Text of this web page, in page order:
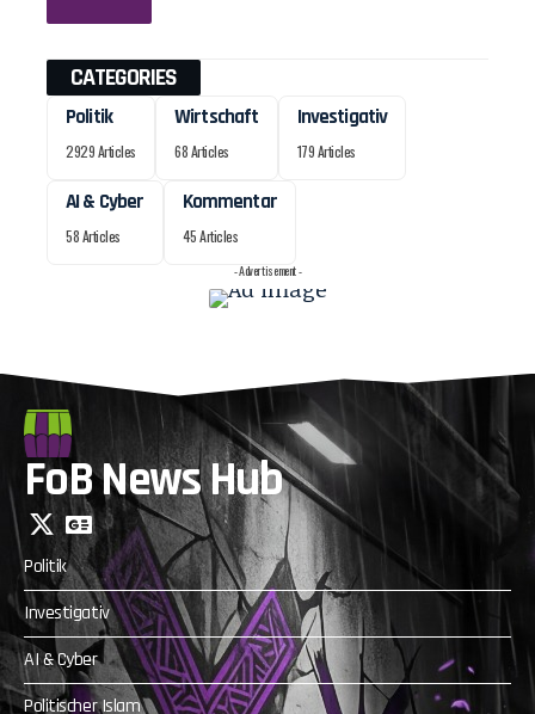
CATEGORIES
Politik
2929 Articles
Wirtschaft
68 Articles
Investigativ
179 Articles
AI & Cyber
58 Articles
Kommentar
45 Articles
- Advertisement -
FoB News Hub
Politik
Investigativ
AI & Cyber
Politischer Islam